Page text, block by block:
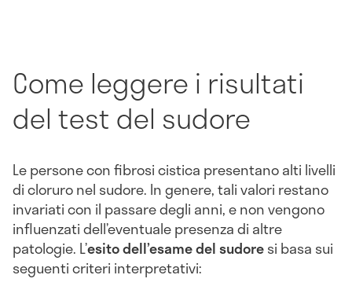
Come leggere i risultati
del test del sudore
Le persone con fibrosi cistica presentano alti livelli
di cloruro nel sudore. In genere, tali valori restano
invariati con il passare degli anni, e non vengono
influenzati dell’eventuale presenza di altre
patologie. L’esito dell’esame del sudoresi basa sui
seguenti criteri interpretativi: